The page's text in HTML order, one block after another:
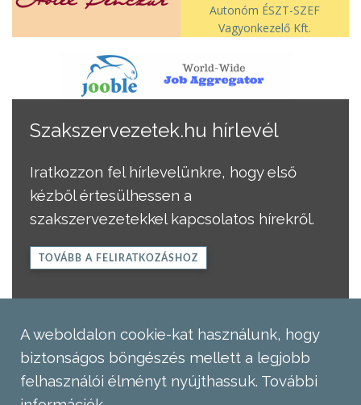
Autonóm ÉSZT-SZEF
Vagyonkezelő Kft.
Szakszervezetek.hu hírlevél
Iratkozzon fel hírlevelünkre, hogy első
kézből értesülhessen a
szakszervezetekkel kapcsolatos hírekről.
TOVÁBB A FELIRATKOZÁSHOZ
A weboldalon cookie-kat használunk, hogy
biztonságos böngészés mellett a legjobb
felhasználói élményt nyújthassuk. További